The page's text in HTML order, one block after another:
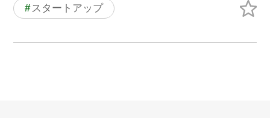
#スタートアップ